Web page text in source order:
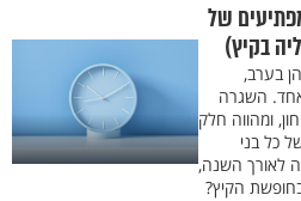
של
בקיץ)
בערב,
השגרה
ומהווה חלק
כל בני
לאורך השנה,
הקיץ?